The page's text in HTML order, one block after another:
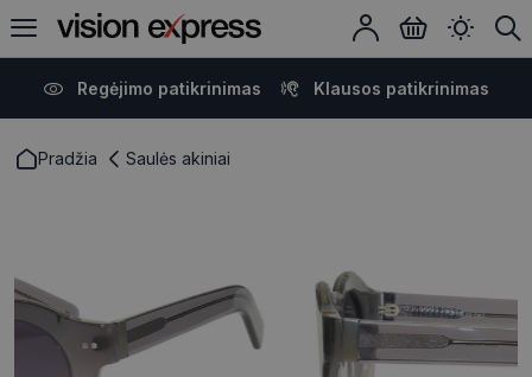
Regėjimo patikrinimas Klausos patikrinimas
Pradžia Saulės akiniai